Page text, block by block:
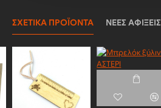
ΣΧΕΤΙΚΆ ΠΡΟΪΌΝΤΑ ΝΈΕΣ ΑΦΊΞΕΙΣ